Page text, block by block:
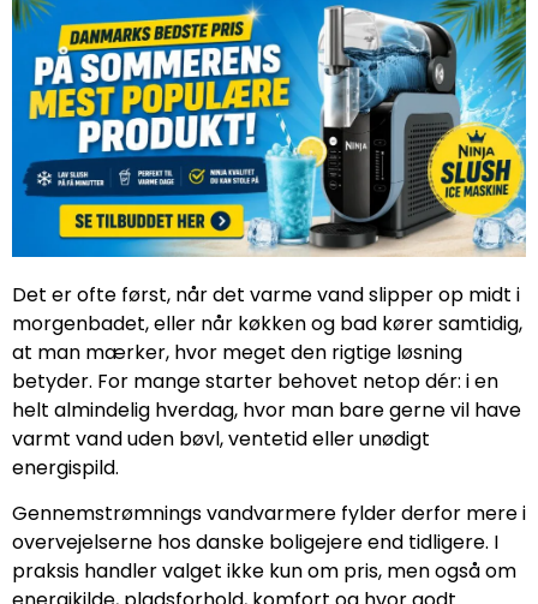
Det er ofte først, når det varme vand slipper op midt i
morgenbadet, eller når køkken og bad kører samtidig,
at man mærker, hvor meget den rigtige løsning
betyder. For mange starter behovet netop dér: i en
helt almindelig hverdag, hvor man bare gerne vil have
varmt vand uden bøvl, ventetid eller unødigt
energispild.
Gennemstrømnings vandvarmere fylder derfor mere i
overvejelserne hos danske boligejere end tidligere. I
praksis handler valget ikke kun om pris, men også om